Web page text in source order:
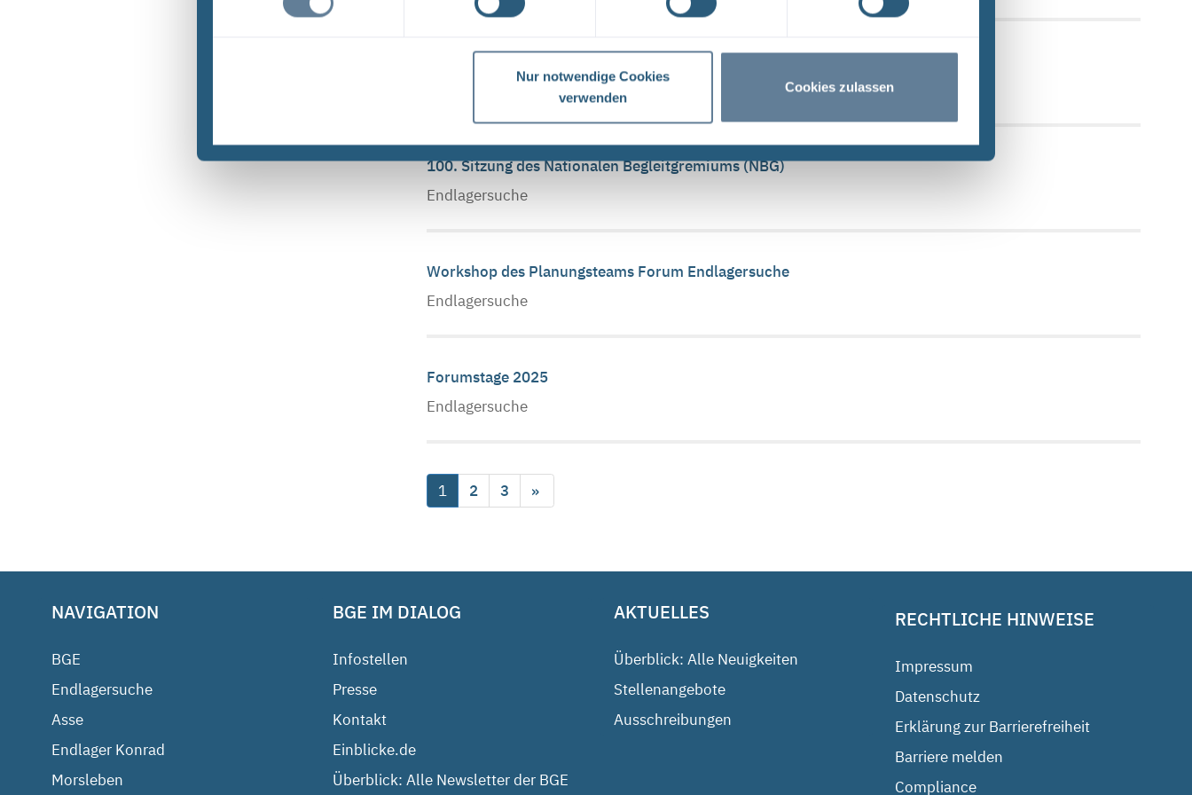
Nur notwendige Cookies
verwenden
Cookies zulassen
Öffentliche Sitzung des Planungsteams Forum Endlagersuche
100. Sitzung des Nationalen Begleitgremiums (NBG)
Endlagersuche
Workshop des Planungsteams Forum Endlagersuche
Endlagersuche
Forumstage 2025
Endlagersuche
1 2 3 »
NAVIGATION
BGE
Endlagersuche
Asse
Endlager Konrad
Morsleben
BGE IM DIALOG
Infostellen
Presse
Kontakt
Einblicke.de
Überblick: Alle Newsletter der BGE
AKTUELLES
Überblick: Alle Neuigkeiten
Stellenangebote
Ausschreibungen
RECHTLICHE HINWEISE
Impressum
Datenschutz
Erklärung zur Barrierefreiheit
Barriere melden
Compliance